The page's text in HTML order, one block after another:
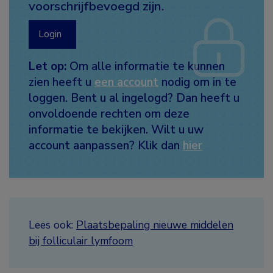
voorschrijfbevoegd zijn.
Login
Let op: Om alle informatie te kunnen
zien heeft u een account nodig om in te
loggen. Bent u al ingelogd? Dan heeft u
onvoldoende rechten om deze
informatie te bekijken. Wilt u uw
account aanpassen? Klik dan hier
Lees ook: Plaatsbepaling nieuwe middelen
bij folliculair lymfoom